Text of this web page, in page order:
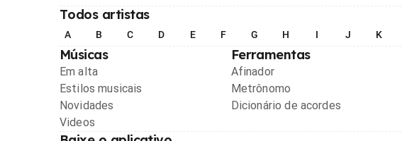
Todos artistas
A B C D E F G H I J K
Músicas
Em alta
Estilos musicais
Novidades
Videos
Ferramentas
Afinador
Metrônomo
Dicionário de acordes